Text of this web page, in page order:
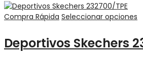
Compra Rápida Seleccionar opciones
Deportivos Skechers